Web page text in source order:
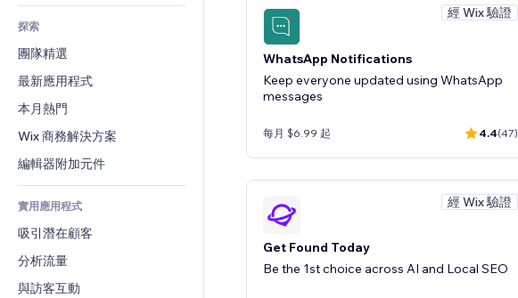
會計
優惠券與酬賓計劃
倉儲解決方案
廠商直送
食品及飲料
預訂
Podcast
相片
影片
PDF
檔案分享
新聞
內容服務
隱私與安全性
時鐘
網頁範本
圖片效果
按鈕與選單
橫幅與徽章
計算機
搜尋
天氣
圖表與表格
表單
部落格
投票
聊天
留言
電話
社群
評價與推薦
CRM
探索
團隊精選
最新應用程式
本月熱門
Wix 商務解決方案
編輯器附加元件
實用應用程式
吸引潛在顧客
分析流量
與訪客互動
經 Wix 驗證
WhatsApp Notifications
Keep everyone updated using WhatsApp
messages
每月 $6.99 起 4.4(47)
經 Wix 驗證
Get Found Today
Be the 1st choice across AI and Local SEO